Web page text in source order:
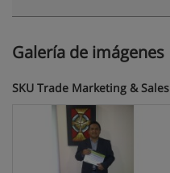
Galería de imágenes
SKU Trade Marketing & Sales